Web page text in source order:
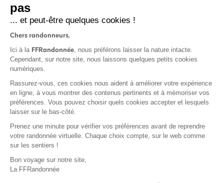
Protection des données
Politique de confidentialité
pas
... et peut-être quelques cookies !
Chers randonneurs,
Ici à la FFRandonnée, nous préférons laisser la nature intacte.
Cependant, sur notre site, nous laissons quelques petits cookies
numériques.
Rassurez-vous, ces cookies nous aident à améliorer votre expérience
en ligne, à vous montrer des contenus pertinents et à mémoriser vos
préférences. Vous pouvez choisir quels cookies accepter et lesquels
laisser sur le bas-côté.
Prenez une minute pour vérifier vos préférences avant de reprendre
votre randonnée virtuelle. Chaque choix compte, sur le web comme
sur les sentiers !
Bon voyage sur notre site,
La FFRandonnée